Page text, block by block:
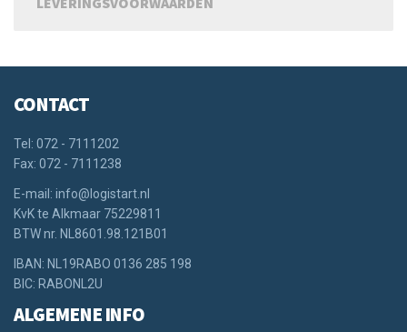
CONTACT
Tel: 072 - 7111202
Fax: 072 - 7111238
E-mail: info@logistart.nl
KvK te Alkmaar 75229811
BTW nr. NL8601.98.121B01
IBAN: NL19RABO 0136 285 198
BIC: RABONL2U
ALGEMENE INFO